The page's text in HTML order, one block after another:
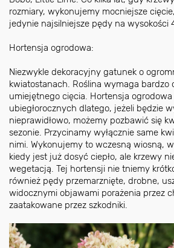
rozmiary, wykonujemy mocniejsze
jedynie najsilniejsze pędy na
Hortensja ogrodowa:
Niezwykle dekoracyjny gatunek o
kwiatostanach. Roślina wymaga bardzo
umiejętnego cięcia. Hortensja
ubiegłorocznych dlatego, jeżeli będzie
nieprawidłowo, możemy pozbawić się
sezonie. Przycinamy wyłącznie same
nimi. Wykonujemy to wczesną wiosną,
kiedy jest już dosyć ciepło, ale krzewy
wegetacją. Tej hortensji nie tniemy
również pędy przemarznięte, drobne,
widocznymi objawami porażenia przez
zaatakowane przez szkodniki.